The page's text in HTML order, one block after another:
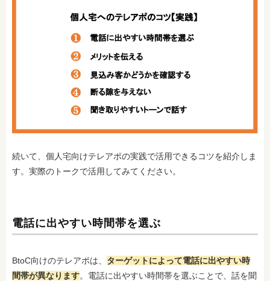
続いて、個人宅向けテレアポの実践で活用できるコツを紹介しま
す。実際のトークで活用してみてください。
電話に出やすい時間帯を選ぶ
BtoC向けのテレアポは、 ターゲットによって電話に出やすい時
間帯が異なります。電話に出やすい時間帯を選ぶことで、話を聞